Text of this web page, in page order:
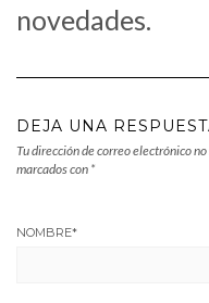
novedades.
DEJA UNA
Tu dirección de correo electrónico
marcados con *
NOMBRE*